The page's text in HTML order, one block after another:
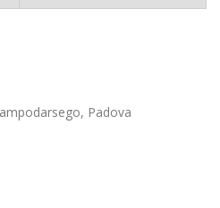
Padova